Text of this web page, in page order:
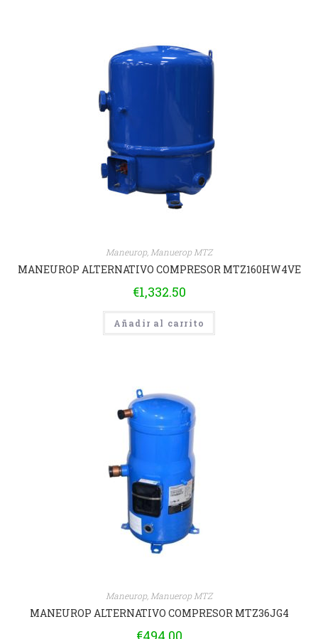
Maneurop, Manuerop MTZ
MANEUROP ALTERNATIVO COMPRESOR MTZ160HW4VE
€1,332.50
Añadir al carrito
Maneurop, Manuerop MTZ
MANEUROP ALTERNATIVO COMPRESOR MTZ36JG4
€494.00